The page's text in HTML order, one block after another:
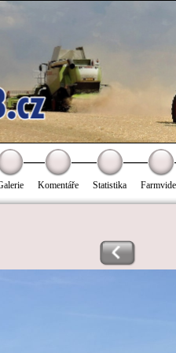
Komentáře Statistika